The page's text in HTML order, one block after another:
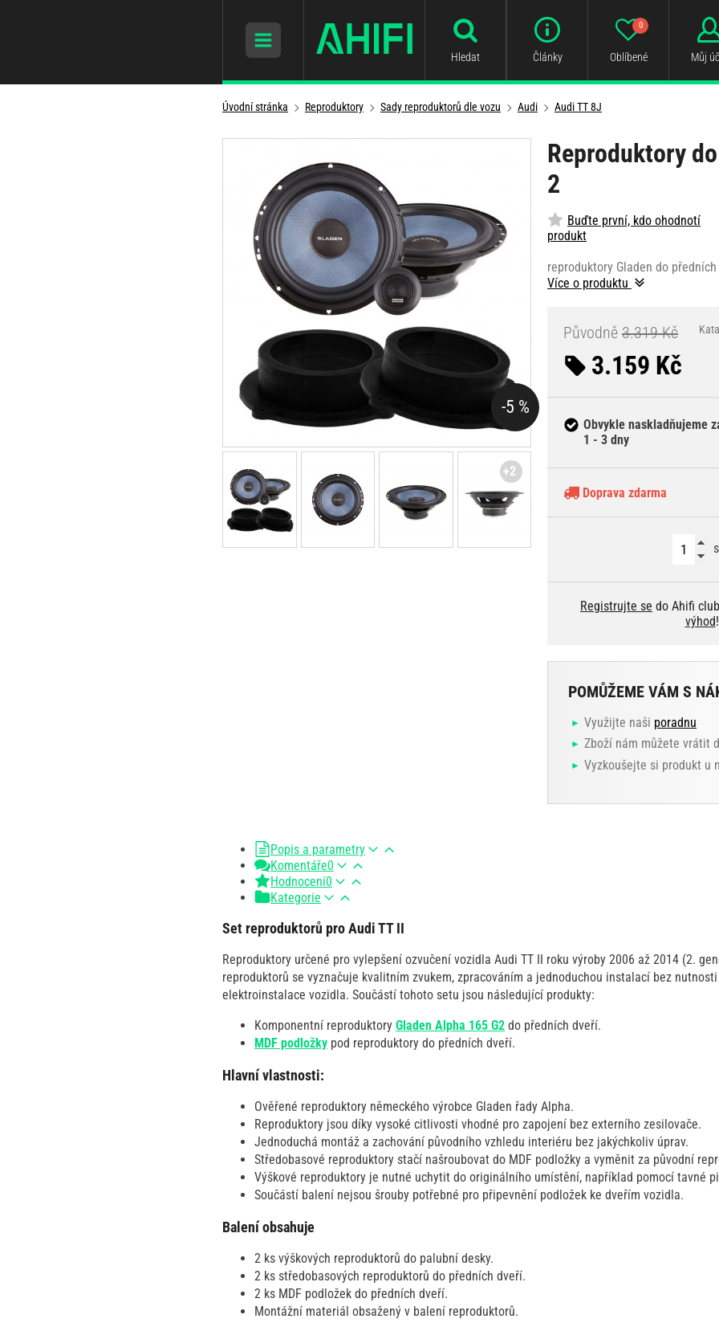
Hledat Články Oblíbené
0
Můj
Úvodní stránka Reproduktory Sady reproduktorů dle vozu Audi Audi TT 8J
Reproduktory
2
Buďte první, kdo ohodnotí
produkt
reproduktory Gladen do
Více o produktu
Původně 3.319 Kč
3.159 Kč
Obvykle naskladňujeme
1 - 3 dny
Doprava zdarma
Registrujte se do Ahifi
výhod!
POMŮŽEME VÁM S
Využijte naši poradnu
Zboží nám můžete vrátit
Vyzkoušejte si produkt u
-5 %
+2
Popis a parametry
Komentáře0
Hodnocení0
Kategorie
Set reproduktorů pro Audi TT II
Reproduktory určené pro vylepšení ozvučení vozidla Audi TT II roku výroby 2006 až 2014 (2.
reproduktorů se vyznačuje kvalitním zvukem, zpracováním a jednoduchou instalací bez
elektroinstalace vozidla. Součástí tohoto setu jsou následující produkty:
Komponentní reproduktory Gladen Alpha 165 G2 do předních dveří.
MDF podložky pod reproduktory do předních dveří.
Hlavní vlastnosti:
Ověřené reproduktory německého výrobce Gladen řady Alpha.
Reproduktory jsou díky vysoké citlivosti vhodné pro zapojení bez externího zesilovače.
Jednoduchá montáž a zachování původního vzhledu interiéru bez jakýchkoliv úprav.
Středobasové reproduktory stačí našroubovat do MDF podložky a vyměnit za původní
Výškové reproduktory je nutné uchytit do originálního umístění, například pomocí tavné
Součástí balení nejsou šrouby potřebné pro připevnění podložek ke dveřím vozidla.
Balení obsahuje
2 ks výškových reproduktorů do palubní desky.
2 ks středobasových reproduktorů do předních dveří.
2 ks MDF podložek do předních dveří.
Montážní materiál obsažený v balení reproduktorů.